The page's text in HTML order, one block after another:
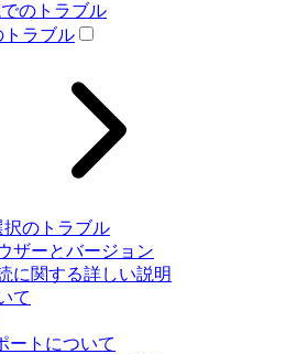
のトラブル
トラブル
択のトラブル
ザーとバージョン
に関する詳しい説明
て
ートについて